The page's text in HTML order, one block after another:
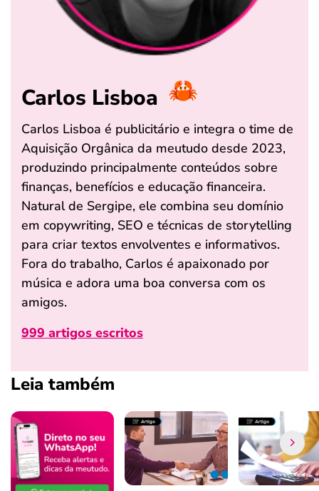
Carlos Lisboa
Carlos Lisboa é publicitário e integra o time de
Aquisição Orgânica da meutudo desde 2023,
produzindo principalmente conteúdos sobre
finanças, benefícios e educação financeira.
Natural de Sergipe, ele combina seu domínio
em copywriting, SEO e técnicas de storytelling
para criar textos envolventes e informativos.
Fora do trabalho, Carlos é apaixonado por
música e adora uma boa conversa com os
amigos.
999 artigos escritos
Leia também